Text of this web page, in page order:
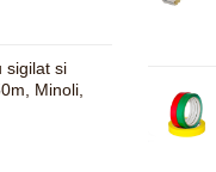
sigilat si
Minoli,